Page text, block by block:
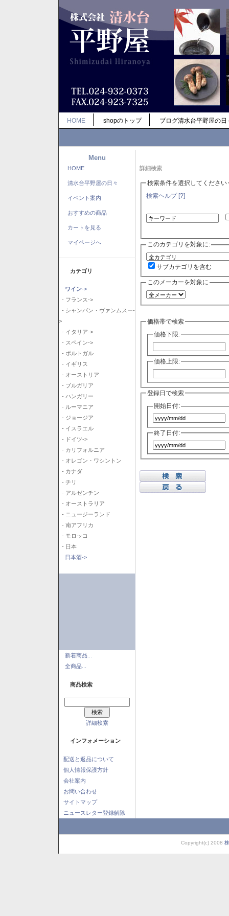
HOME shopのトップ ブログ清水台平野屋の日
Menu
HOME
清水台平野屋の日々
イベント案内
おすすめの商品
カートを見る
マイページへ
カテゴリ
ワイン->
- フランス->
- シャンパン・ヴァンムスー-
>
- イタリア->
- スペイン->
- ポルトガル
- イギリス
- オーストリア
- ブルガリア
- ハンガリー
- ルーマニア
- ジョージア
- イスラエル
- ドイツ->
- カリフォルニア
- オレゴン・ワシントン
- カナダ
- チリ
- アルゼンチン
- オーストラリア
- ニュージーランド
- 南アフリカ
- モロッコ
- 日本
日本酒->
新着商品...
全商品...
商品検索
詳細検索
インフォメーション
配送と返品について
個人情報保護方針
会社案内
お問い合わせ
サイトマップ
ニュースレター登録解除
詳細検索
検索条件を選択してください
検索ヘルプ [?]
このカテゴリを対象に:
サブカテゴリを含む
このメーカーを対象に
価格帯で検索
価格下限:
価格上限:
登録日で検索
開始日付:
終了日付:
Copyright(c) 2008